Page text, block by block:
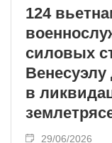
124
силовых
в
29/06/2026